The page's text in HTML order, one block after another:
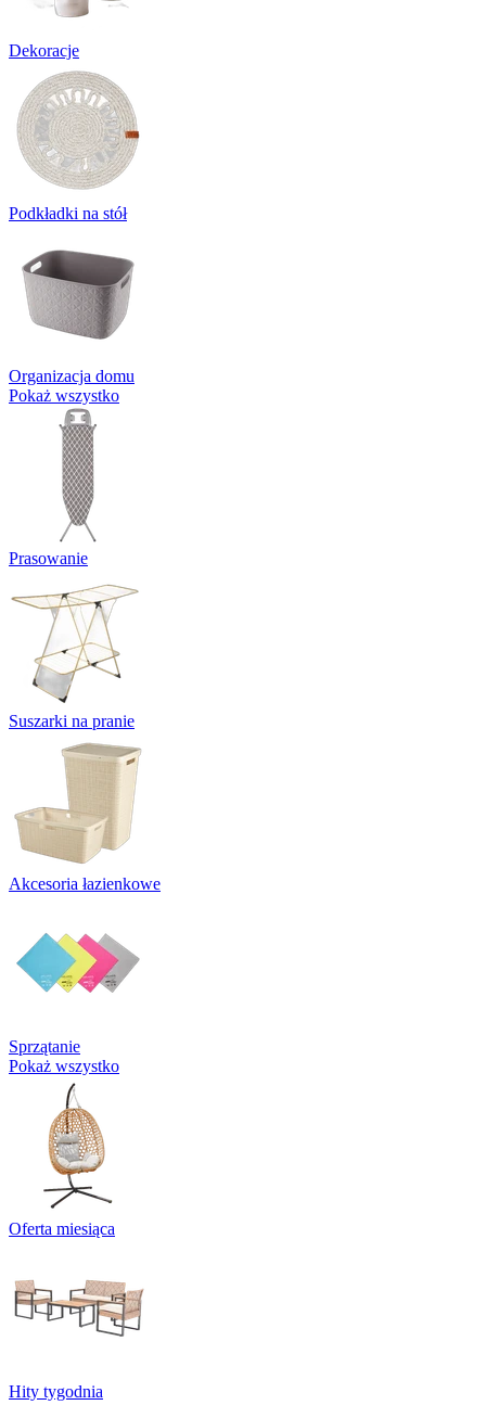
Dekoracje
Podkładki na stół
Organizacja domu
Pokaż wszystko
Prasowanie
Suszarki na pranie
Akcesoria łazienkowe
Sprzątanie
Pokaż wszystko
Oferta miesiąca
Hity tygodnia